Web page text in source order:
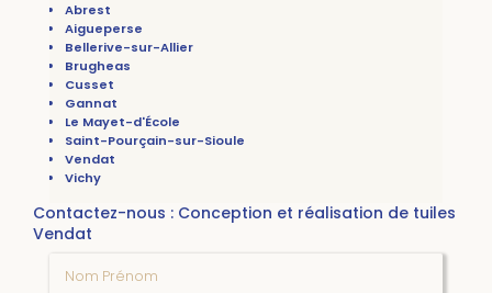
Abrest
Aigueperse
Bellerive-sur-Allier
Brugheas
Cusset
Gannat
Le Mayet-d'École
Saint-Pourçain-sur-Sioule
Vendat
Vichy
Contactez-nous : Conception et réalisation de tuiles
Vendat